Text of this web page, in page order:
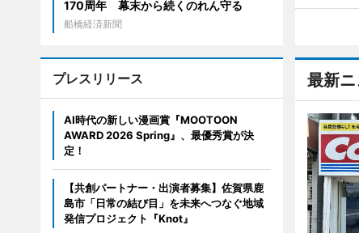
最新
170周年 幕末から続くのれん守る
船橋経済新聞
プレスリリース
AI時代の新しい漫画賞『MOOTOON
AWARD 2026 Spring』、最優秀賞が決
定！
【共創パートナー・出演者募集】佐賀県鹿
島市「日常の結び目」を未来へつなぐ地域
発信プロジェクト『Knot』